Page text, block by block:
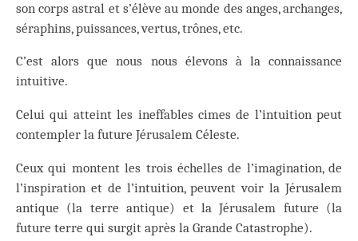
son corps astral et s’élève au monde des anges, archanges,
séraphins, puissances, vertus, trônes, etc.
C’est alors que nous nous élevons à la connaissance
intuitive.
Celui qui atteint les ineffables cimes de l’intuition peut
contempler la future Jérusalem Céleste.
Ceux qui montent les trois échelles de l’imagination, de
l’inspiration et de l’intuition, peuvent voir la Jérusalem
antique (la terre antique) et la Jérusalem future (la
future terre qui surgit après la Grande Catastrophe).